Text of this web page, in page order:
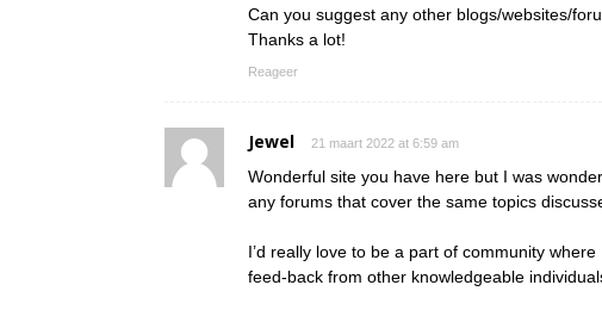
Can you suggest any other blogs/websites/
Thanks a lot!
Reageer
Jewel 21 maart 2022 at 6:59 am
Wonderful site you have here but I was
any forums that cover the same topics
I’d really love to be a part of community where
feed-back from other knowledgeable